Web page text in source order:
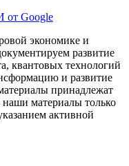
от Google
экономике и
развитие
квантовых технологий
и развитие
принадлежат
материалы только
активной